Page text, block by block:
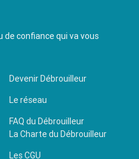
de confiance qui va vous
Devenir Débrouilleur
Le réseau
FAQ du Débrouilleur
La Charte du Débrouilleur
Les CGU